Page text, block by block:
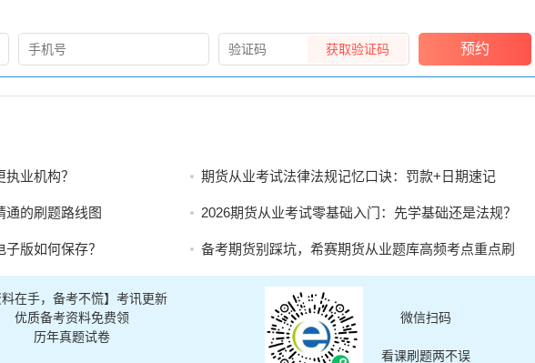
获取验证码 预约
业机构？ 期货从业考试法律法规记忆口诀：罚款+日期速记
通的刷题路线图 2026期货从业考试零基础入门：先学基础还是法规？
版如何保存？ 备考期货别踩坑，希赛期货从业题库高频考点重点刷
料在手，备考不慌】考讯更新
优质备考资料免费领
历年真题试卷
微信扫码
看课刷题两不误